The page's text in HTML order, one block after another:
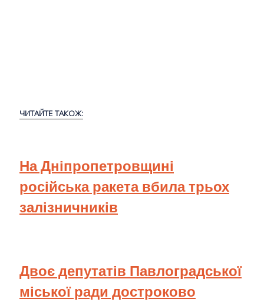
ЧИТАЙТЕ ТАКОЖ:
На Дніпропетровщині
російська ракета вбила трьох
залізничників
Двоє депутатів Павлоградської
міської ради достроково